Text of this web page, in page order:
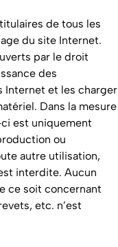
de tous les
du site Internet.
par le droit
des
Internet et les charger
Dans la mesure
est uniquement
ou
autre utilisation,
interdite. Aucun
ce soit concernant
etc. n’est